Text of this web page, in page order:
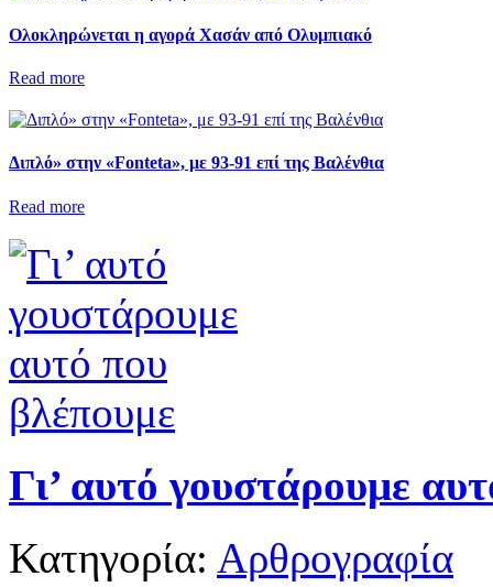
Ολοκληρώνεται η αγορά Χασάν από Ολυμπιακό
Read more
Διπλό» στην «Fonteta», με 93-91 επί της Βαλένθια
Read more
Γι’ αυτό γουστάρουμε
Κατηγορία: Αρθρογραφία